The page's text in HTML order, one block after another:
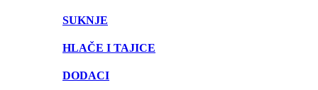
SUKNJE
HLAČE I TAJICE
DODACI